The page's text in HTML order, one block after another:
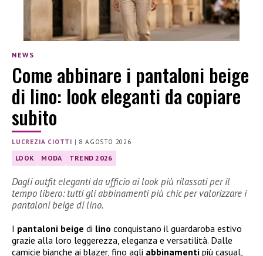
NEWS
Come abbinare i pantaloni beige
di lino: look eleganti da copiare
subito
LUCREZIA CIOTTI | 8 AGOSTO 2026
LOOK MODA TREND 2026
Dagli outfit eleganti da ufficio ai look più rilassati per il
tempo libero: tutti gli abbinamenti più chic per valorizzare i
pantaloni beige di lino.
I pantaloni beige di lino conquistano il guardaroba estivo
grazie alla loro leggerezza, eleganza e versatilità. Dalle
camicie bianche ai blazer, fino agli abbinamenti più casual,